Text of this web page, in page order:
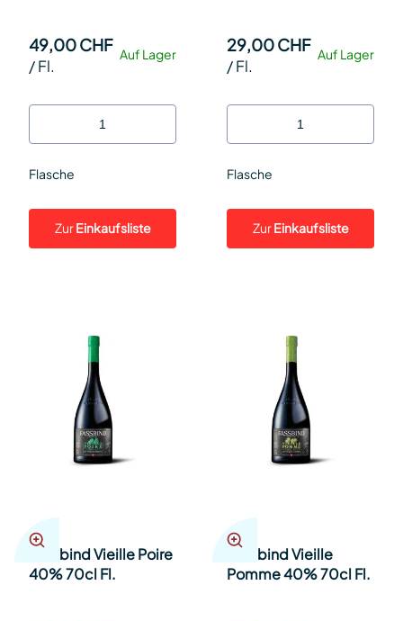
Auf Lager
49,00 CHF
/Fl.
Flasche
ZurEinkaufsliste
Auf Lager
29,00 CHF
/Fl.
Flasche
ZurEinkaufsliste
Fassbind Vieille Poire
40% 70cl Fl.
Fassbind Vieille
Pomme 40% 70cl Fl.